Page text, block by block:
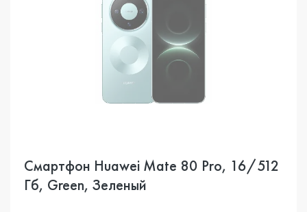
Смартфон Huawei Mate 80 Pro, 16/512
Гб, Green, Зеленый